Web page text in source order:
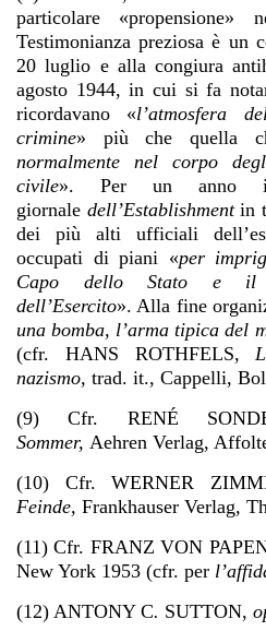
particolare
Testimonianza preziosa è un
20 luglio e alla congiura
agosto 1944, in cui si fa
ricordavano «l’atmosfera
crimine» più che quella
normalmente nel corpo
civile». Per un anno
giornale dell’Establishmentin
dei più alti ufficiali
occupati di piani «per
Capo dello Stato e il
dell’Esercito». Alla fine
una bomba, l’arma tipica del
(cfr. HANS ROTHFELS,
nazismo, trad. it., Cappelli,
(9) Cfr. RENÉ
Sommer, Aehren Verlag,
(10) Cfr. WERNER
Feinde, Frankhauser Verlag,
(11) Cfr. FRANZ VON
New York 1953 (cfr. per
(12) ANTONY C. SUTTON,